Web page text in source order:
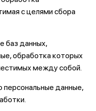
с целями сбора
баз данных,
обработка которых
между собой.
данные,